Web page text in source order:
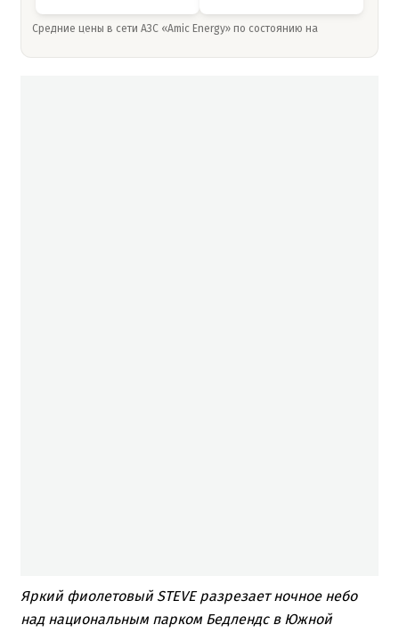
Средние цены в сети АЗС «Amic Energy» по состоянию на
Яркий фиолетовый STEVE разрезает ночное небо
над национальным парком Бедлендс в Южной